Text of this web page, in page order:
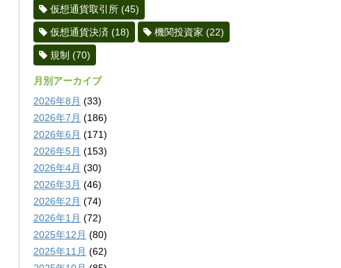
仮想通貨取引所 (45)
仮想通貨決済 (18) 機関投資家 (22)
規制 (70)
月別アーカイブ
2026年8月 (33)
2026年7月 (186)
2026年6月 (171)
2026年5月 (153)
2026年4月 (30)
2026年3月 (46)
2026年2月 (74)
2026年1月 (72)
2025年12月 (80)
2025年11月 (62)